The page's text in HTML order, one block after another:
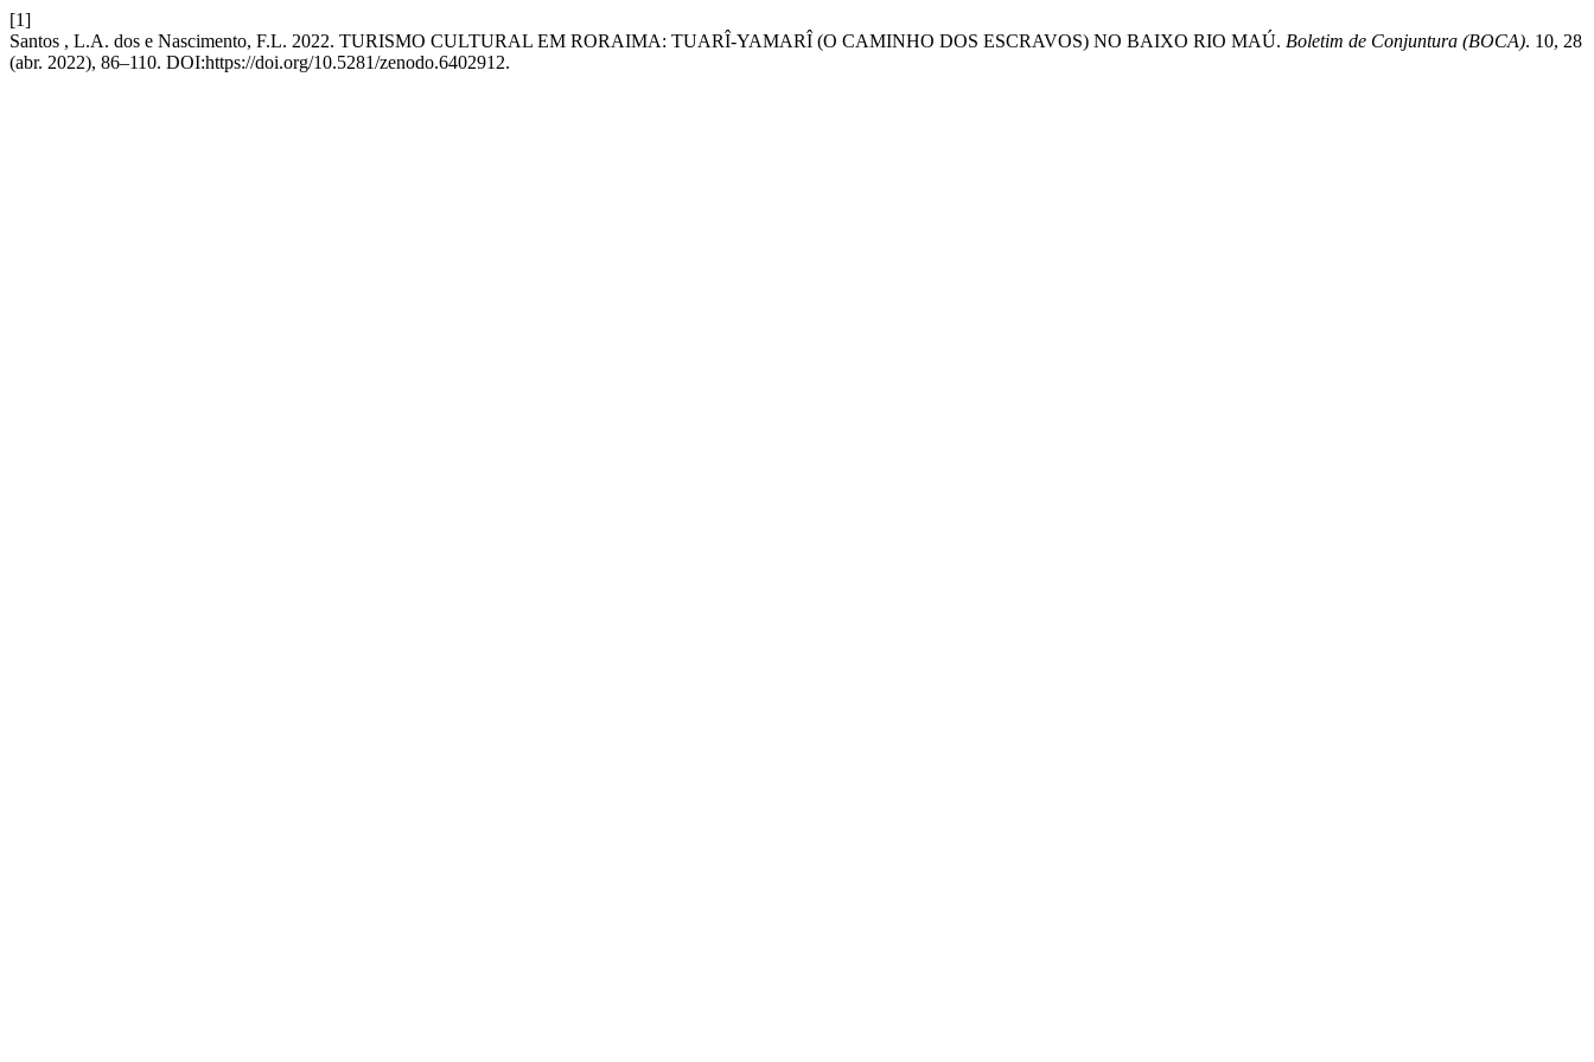
[1]
Santos , L.A. dos e Nascimento, F.L. 2022. TURISMO CULTURAL EM RORAIMA: TUARÎ-YAMARÎ (O CAMINHO DOS ESCRAVOS) NO BAIXO RIO MAÚ. Boletim de Conjuntura (BOCA). 10, 28
(abr. 2022), 86–110. DOI:https://doi.org/10.5281/zenodo.6402912.